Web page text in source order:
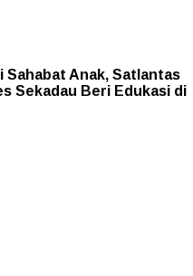
Sahabat Anak, Satlantas
Sekadau Beri Edukasi di